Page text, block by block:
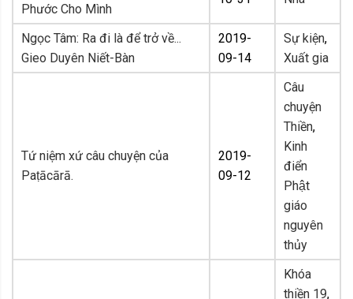
Phước Cho Mình
Ngọc Tâm: Ra đi là để trở về...
Gieo Duyên Niết-Bàn
2019-
09-14
Sự kiện,
Xuất gia
Tứ niệm xứ câu chuyện của
Paṭācārā.
2019-
09-12
Câu
chuyện
Thiền,
Kinh
điển
Phật
giáo
nguyên
thủy
Khóa
thiền 19,